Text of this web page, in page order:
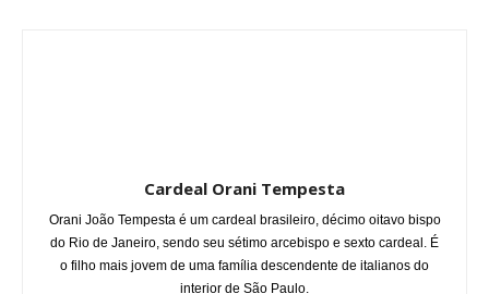
Cardeal Orani Tempesta
Orani João Tempesta é um cardeal brasileiro, décimo oitavo bispo
do Rio de Janeiro, sendo seu sétimo arcebispo e sexto cardeal. É
o filho mais jovem de uma família descendente de italianos do
interior de São Paulo.